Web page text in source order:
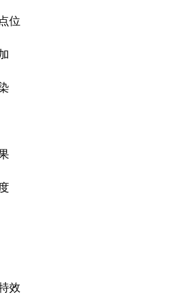
位
效